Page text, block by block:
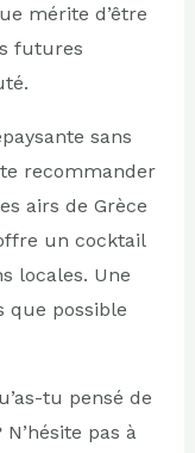
mérite d’être
futures
sans
recommander
airs de Grèce
un cocktail
locales. Une
que possible
tu pensé de
pas à